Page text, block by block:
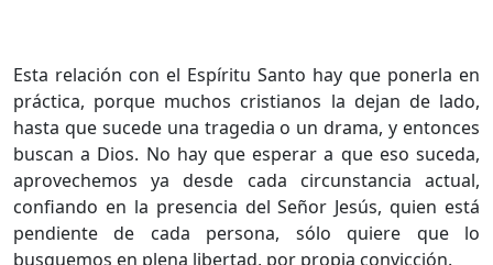
Esta relación con el Espíritu Santo hay que ponerla en
práctica, porque muchos cristianos la dejan de lado,
hasta que sucede una tragedia o un drama, y entonces
buscan a Dios. No hay que esperar a que eso suceda,
aprovechemos ya desde cada circunstancia actual,
confiando en la presencia del Señor Jesús, quien está
pendiente de cada persona, sólo quiere que lo
busquemos en plena libertad, por propia convicción.